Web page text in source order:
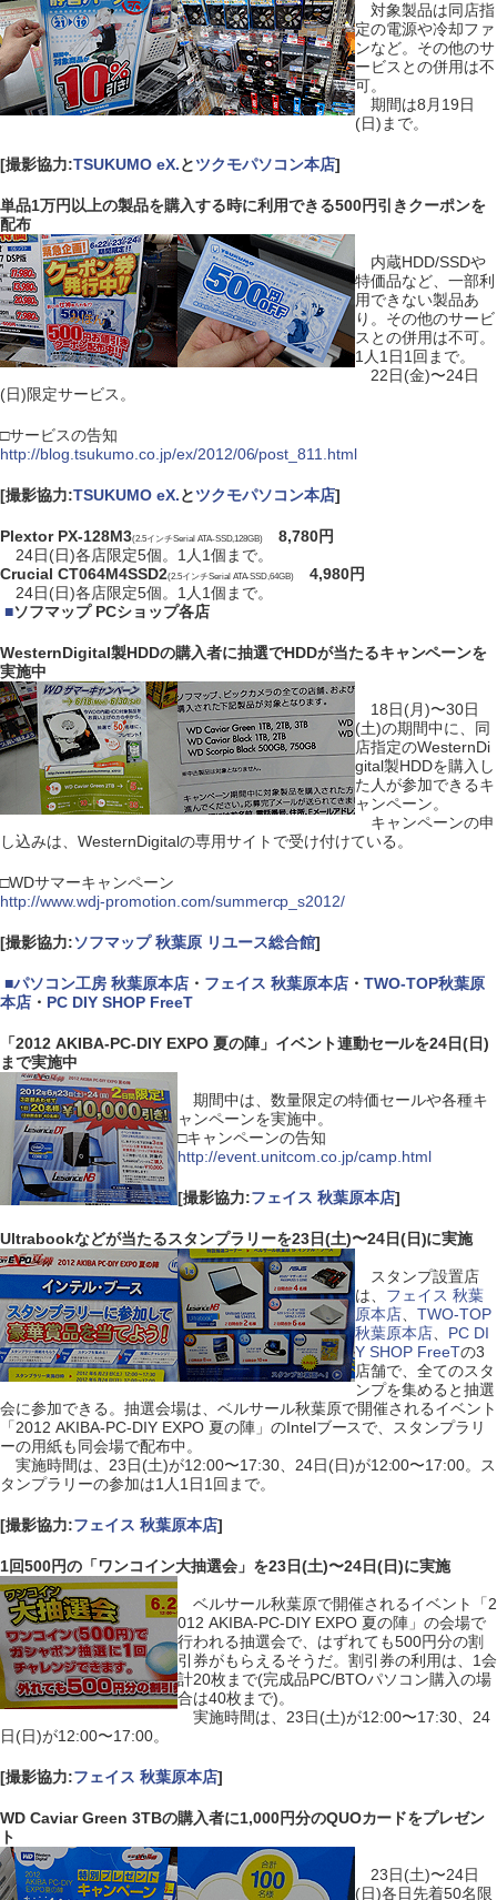
対象製品は同店指
定の電源や冷却ファ
ンなど。その他のサ
ービスとの併用は不
可。
期間は8月19日
(日)まで。
[撮影協力:TSUKUMO eX.とツクモパソコン本店]
単品1万円以上の製品を購入する時に利用できる500円引きクーポンを
配布
内蔵HDD/SSDや
特価品など、一部利
用できない製品あ
り。その他のサービ
スとの併用は不可。
1人1日1回まで。
22日(金)〜24日
(日)限定サービス。
□サービスの告知
http://blog.tsukumo.co.jp/ex/2012/06/post_811.html
[撮影協力:TSUKUMO eX.とツクモパソコン本店]
Plextor PX-128M3(2.5インチSerial ATA-SSD,128GB)
8,780円
24日(日)各店限定5個。1人1個まで。
Crucial CT064M4SSD2(2.5インチSerial ATA-SSD,64GB)
4,980円
24日(日)各店限定5個。1人1個まで。
■ソフマップ PCショップ各店
WesternDigital製HDDの購入者に抽選でHDDが当たるキャンペーンを
実施中
18日(月)〜30日
(土)の期間中に、同
店指定のWesternDi
gital製HDDを購入し
た人が参加できるキ
ャンペーン。
キャンペーンの申
し込みは、WesternDigitalの専用サイトで受け付けている。
□WDサマーキャンペーン
http://www.wdj-promotion.com/summercp_s2012/
[撮影協力:ソフマップ 秋葉原 リユース総合館]
■パソコン工房 秋葉原本店・ フェイス 秋葉原本店・ TWO-TOP秋葉原
本店・ PC DIY SHOP FreeT
「2012 AKIBA-PC-DIY EXPO 夏の陣」イベント連動セールを24日(日)
まで実施中
期間中は、数量限定の特価セールや各種キ
ャンペーンを実施中。
□キャンペーンの告知
http://event.unitcom.co.jp/camp.html
[撮影協力:フェイス 秋葉原本店]
Ultrabookなどが当たるスタンプラリーを23日(土)〜24日(日)に実施
スタンプ設置店
は、 フェイス 秋葉
原本店、 TWO-TOP
秋葉原本店、 PC DI
Y SHOP FreeTの3
店舗で、全てのスタ
ンプを集めると抽選
会に参加できる。抽選会場は、ベルサール秋葉原で開催されるイベント
「2012 AKIBA-PC-DIY EXPO 夏の陣」のIntelブースで、スタンプラリ
ーの用紙も同会場で配布中。
実施時間は、23日(土)が12:00〜17:30、24日(日)が12:00〜17:00。ス
タンプラリーの参加は1人1日1回まで。
[撮影協力:フェイス 秋葉原本店]
1回500円の「ワンコイン大抽選会」を23日(土)〜24日(日)に実施
ベルサール秋葉原で開催されるイベント「2
012 AKIBA-PC-DIY EXPO 夏の陣」の会場で
行われる抽選会で、はずれても500円分の割
引券がもらえるそうだ。割引券の利用は、1会
計20枚まで(完成品PC/BTOパソコン購入の場
合は40枚まで)。
実施時間は、23日(土)が12:00〜17:30、24
日(日)が12:00〜17:00。
[撮影協力:フェイス 秋葉原本店]
WD Caviar Green 3TBの購入者に1,000円分のQUOカードをプレゼン
ト
23日(土)〜24日
(日)各日先着50名限